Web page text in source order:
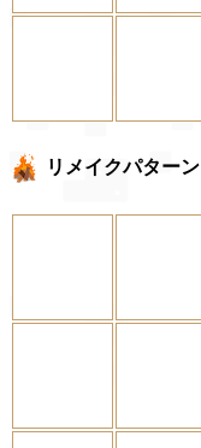
リメイクパターン